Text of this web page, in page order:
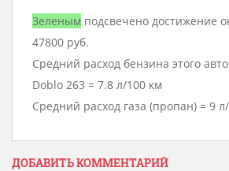
Зеленым подсвечено достижение
47800 руб.
Средний расход бензина этого
Doblo 263 = 7.8 л/100 км
Средний расход газа (пропан) = 9
ДОБАВИТЬ КОММЕНТАРИЙ